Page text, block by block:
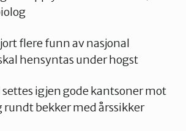
flere funn av nasjonal
hensyntas under hogst
igjen gode kantsoner mot
rundt bekker med årssikker